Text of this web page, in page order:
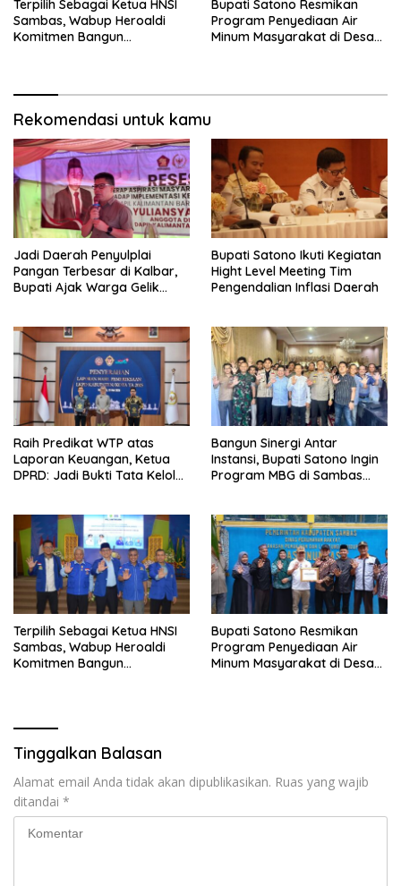
Terpilih Sebagai Ketua HNSI
Sambas, Wabup Heroaldi
Komitmen Bangun
Bupati Satono Resmikan
Program Penyediaan Air
Minum Masyarakat di Desa
Rekomendasi untuk kamu
Jadi Daerah Penyulplai
Pangan Terbesar di Kalbar,
Bupati Ajak Warga Gelik
Bupati Satono Ikuti Kegiatan
Hight Level Meeting Tim
Pengendalian Inflasi Daerah
Raih Predikat WTP atas
Laporan Keuangan, Ketua
DPRD: Jadi Bukti Tata Kelola
Bangun Sinergi Antar
Instansi, Bupati Satono Ingin
Program MBG di Sambas
Terpilih Sebagai Ketua HNSI
Sambas, Wabup Heroaldi
Komitmen Bangun
Bupati Satono Resmikan
Program Penyediaan Air
Minum Masyarakat di Desa
Tinggalkan Balasan
Alamat email Anda tidak akan dipublikasikan. Ruas yang wajib
ditandai *